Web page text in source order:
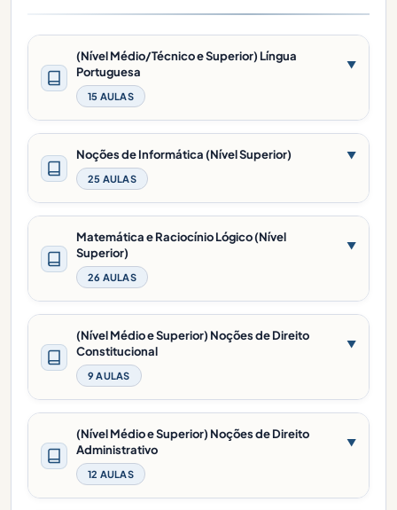
(Nível Médio/Técnico e Superior) Língua
Portuguesa
15 AULAS
▼
Noções de Informática (Nível Superior)
25 AULAS
▼
Matemática e Raciocínio Lógico (Nível
Superior)
26 AULAS
▼
(Nível Médio e Superior) Noções de Direito
Constitucional
9 AULAS
▼
(Nível Médio e Superior) Noções de Direito
Administrativo
12 AULAS
▼